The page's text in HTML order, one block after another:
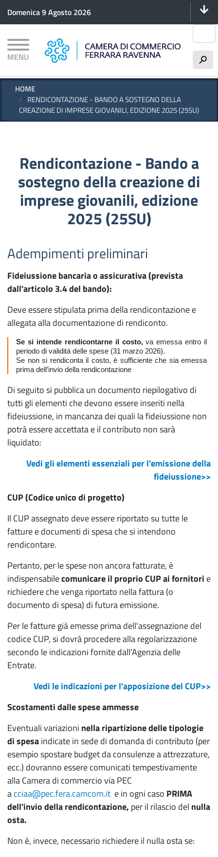
principale
Domenica 9 Agosto 2026
MENU h
HOME
RENDICONTAZIONE - BANDO A SOSTEGNO DELLA
CREAZIONE DI IMPRESE GIOVANILI, EDIZIONE 2025 (25SU)
Rendicontazione - Bando a
sostegno della creazione di
imprese giovanili, edizione
2025 (25SU)
Adempimenti preliminari
Fideiussione bancaria o assicurativa (prevista
dall'articolo 3.4 del bando):
Deve essere stipulata prima della rendicontazione e
allegata alla documentazione di rendiconto.
Se si intende rendicontarne il costo,va emessa entro il
periodo di validità delle spese (31 marzo 2026).
Se non si rendiconta il costo, è sufficiente che sia emessa
prima dell’invio della rendicontazione
Di seguito si pubblica un documento riepilogativo di
tutti gli elementi che devono essere inseriti nella
fideiussione, in mancanza dei quali la fideiussione non
potrà essere accettata e il contributo non sarà
liquidato:
Vedi gli elementi essenziali per l'emissione della
fideiussione>>
CUP (Codice unico di progetto)
Il CUP assegnato deve essere riportato su tutte le
fatture e documenti di spesa che si intendono
rendicontare.
Pertanto, per le spese non ancora fatturate, è
indispensabilecomunicare il proprio CUP ai fornitori e
richiedere che venga riportato nella fattura (o
documento di spesa) di futura emissione.
Per le fatture già emesse prima dell'assegnazione del
codice CUP, si dovrà procedere alla regolarizzazione
secondo le indicazioni fornite dall'Agenzia delle
Entrate.
Vedi le indicazioni per l'apposizione del CUP>>
Scostamenti dalle spese ammesse
Eventuali variazioni nella ripartizione delle tipologie
di spesaindicate in sede di domanda di contributo (per
esempio spostare budget da consulenze a attrezzature,
ecc.) dovranno essere comunicati tempestivamente
alla Camera di commercio via PEC
acciaa@pec.fera.camcom.it e in ogni caso PRIMA
dell'invio della rendicontazione, per il rilascio del nulla
osta.
Non è, invece, necessario richiedere il nulla osta se: